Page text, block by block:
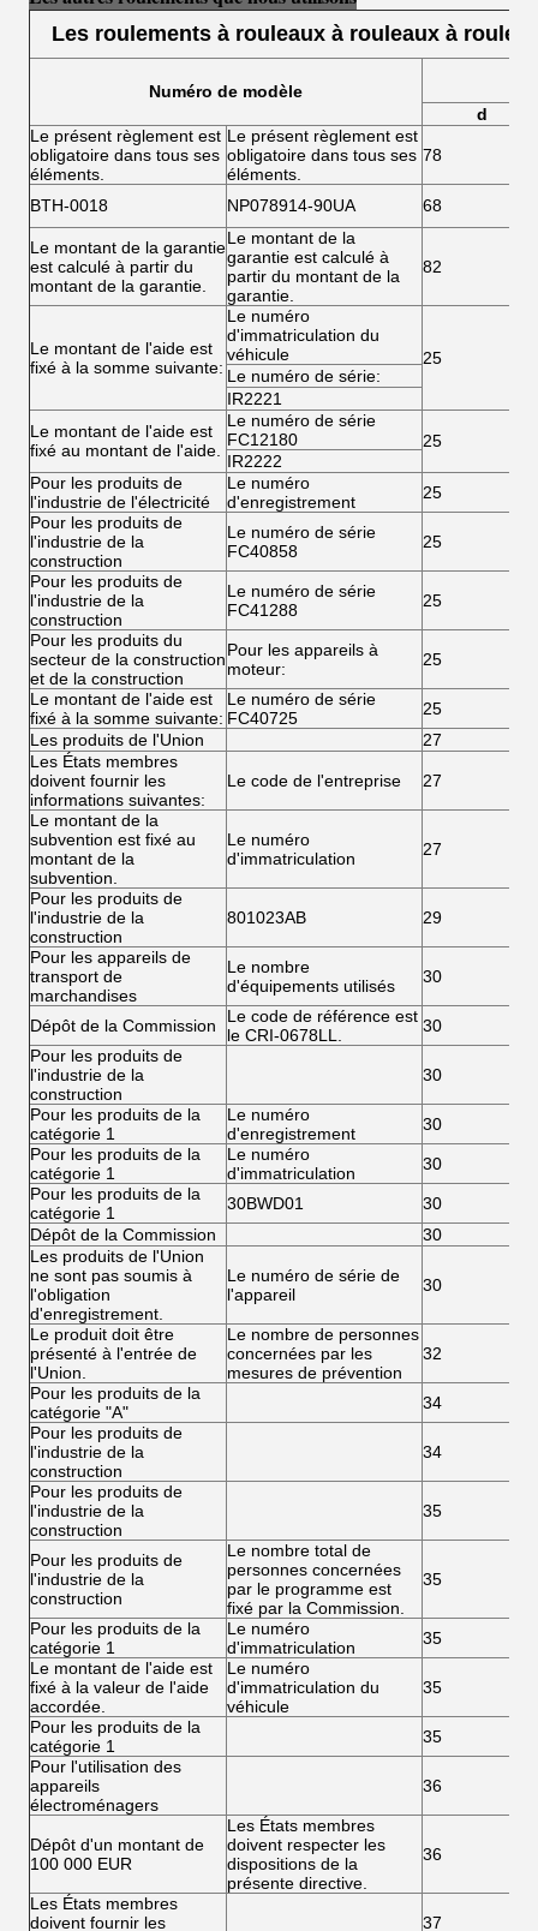
Les roulements à rouleaux à rouleaux à
Numéro de modèle
d
Le présent règlement est
obligatoire dans tous ses
éléments.
Le présent règlement est
obligatoire dans tous ses
éléments.
78
BTH-0018 NP078914-90UA 68
Le montant de la garantie
est calculé à partir du
montant de la garantie.
Le montant de la
garantie est calculé à
partir du montant de la
garantie.
82
Le montant de l'aide est
fixé à la somme suivante:
Le numéro
d'immatriculation du
véhicule
25
Le numéro de série:
IR2221
Le montant de l'aide est
fixé au montant de l'aide.
Le numéro de série
FC12180
25
IR2222
Pour les produits de
l'industrie de l'électricité
Le numéro
d'enregistrement
25
Pour les produits de
l'industrie de la
construction
Le numéro de série
FC40858
25
Pour les produits de
l'industrie de la
construction
Le numéro de série
FC41288
25
Pour les produits du
secteur de la construction
et de la construction
Pour les appareils à
moteur:
25
Le montant de l'aide est
fixé à la somme suivante:
Le numéro de série
FC40725
25
Les produits de l'Union
27
Les États membres
doivent fournir les
informations suivantes:
Le code de l'entreprise 27
Le montant de la
subvention est fixé au
montant de la
subvention.
Le numéro
d'immatriculation
27
Pour les produits de
l'industrie de la
construction
801023AB 29
Pour les appareils de
transport de
marchandises
Le nombre
d'équipements utilisés
30
Dépôt de la Commission
Le code de référence est
le CRI-0678LL.
30
Pour les produits de
l'industrie de la
construction
30
Pour les produits de la
catégorie 1
Le numéro
d'enregistrement
30
Pour les produits de la
catégorie 1
Le numéro
d'immatriculation
30
Pour les produits de la
catégorie 1
30BWD01
30
Dépôt de la Commission
30
Les produits de l'Union
ne sont pas soumis à
l'obligation
d'enregistrement.
Le numéro de série de
l'appareil
30
Le produit doit être
présenté à l'entrée de
l'Union.
Le nombre de personnes
concernées par les
mesures de prévention
32
Pour les produits de la
catégorie "A"
34
Pour les produits de
l'industrie de la
construction
34
Pour les produits de
l'industrie de la
construction
35
Pour les produits de
l'industrie de la
construction
Le nombre total de
personnes concernées
par le programme est
fixé par la Commission.
35
Pour les produits de la
catégorie 1
Le numéro
d'immatriculation
35
Le montant de l'aide est
fixé à la valeur de l'aide
accordée.
Le numéro
d'immatriculation du
véhicule
35
Pour les produits de la
catégorie 1
35
Pour l'utilisation des
appareils
électroménagers
36
Dépôt d'un montant de
100 000 EUR
Les États membres
doivent respecter les
dispositions de la
présente directive.
36
Les États membres
doivent fournir les
37